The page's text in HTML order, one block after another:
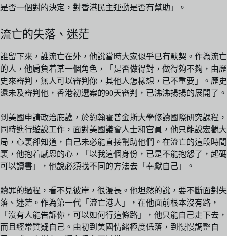
是否一個對的決定，對香港民主運動是否有幫助」。
流亡的失落、迷茫
誰留下來，誰流亡在外，他說當時大家似乎已有默契。作為流亡
的人，他肩負着某一個角色，「是否做得對，做得夠不夠，由歷
史來審判，無人可以審判你，其他人怎樣想，已不重要」。歷史
還未及審判他，香港初選案的90天審判，已沸沸揚揚的展開了。
到美國申請政治庇護，於約翰霍普金斯大學修讀國際研究課程，
同時進行遊說工作，面對美國議會人士和官員，他只能說宏觀大
局，心裏卻知道，自己未必能直接幫助他們。在流亡的這段時間
裏，他抱着感恩的心，「以我這個身份，已是不能抱怨了，起碼
可以讀書」，他說必須找不同的方法去「奉獻自己」。
贖罪的過程，看不見彼岸，很漫長。他坦然的說，要不斷面對失
落、迷茫。作為第一代「流亡港人」，在他面前根本沒有路，
「沒有人能告訴你，可以如何行這條路」，他只能自己走下去，
而且經常質疑自己。由初到美國情緒極度低落，到慢慢調整自